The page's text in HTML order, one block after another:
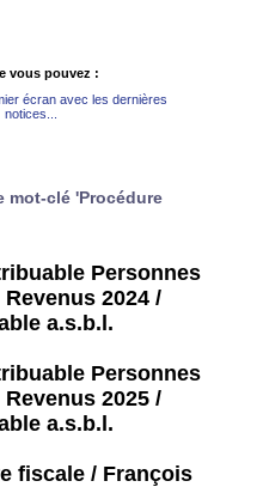
vous pouvez :
écran avec les dernières
notices...
mot-clé 'Procédure
Personnes
2024 /
a.s.b.l.
Personnes
2025 /
a.s.b.l.
fiscale / François